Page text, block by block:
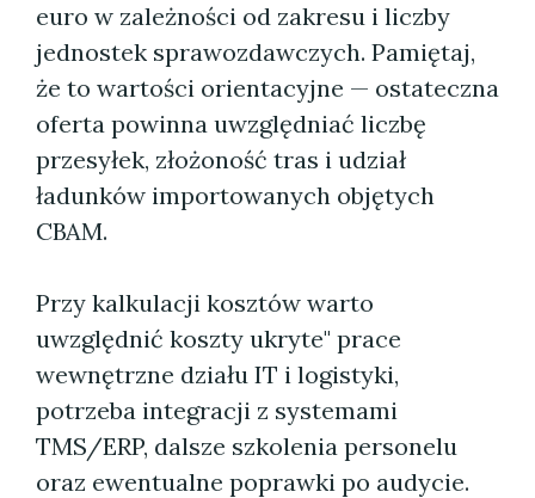
euro w zależności od zakresu i liczby
jednostek sprawozdawczych. Pamiętaj,
że to wartości orientacyjne — ostateczna
oferta powinna uwzględniać liczbę
przesyłek, złożoność tras i udział
ładunków importowanych objętych
CBAM.
Przy kalkulacji kosztów warto
uwzględnić koszty ukryte" prace
wewnętrzne działu IT i logistyki,
potrzeba integracji z systemami
TMS/ERP, dalsze szkolenia personelu
oraz ewentualne poprawki po audycie.